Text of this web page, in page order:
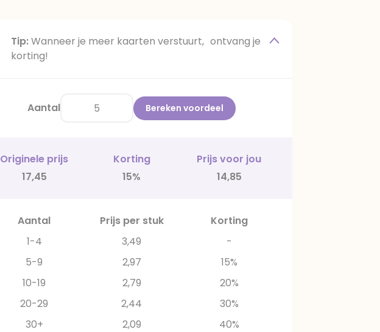
Tip:Wanneer je meer kaarten verstuurt, ontvang je
korting!
Aantal Bereken voordeel
Originele prijs Korting
Prijs voor jou
17,45
15% 14,85
Aantal Prijs per stuk
Korting
1-4
3,49
-
5-9
2,97
15%
10-19
2,79
20%
20-29
2,44
30%
30+
2,09 40%